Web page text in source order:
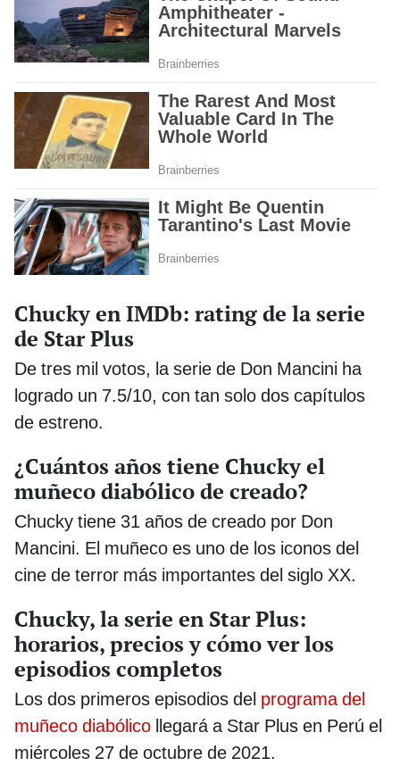
Chucky en IMDb: rating de la serie
de Star Plus
De tres mil votos, la serie de Don Mancini ha
logrado un 7.5/10, con tan solo dos capítulos
de estreno.
¿Cuántos años tiene Chucky el
muñeco diabólico de creado?
Chucky tiene 31 años de creado por Don
Mancini. El muñeco es uno de los iconos del
cine de terror más importantes del siglo XX.
Chucky, la serie en Star Plus:
horarios, precios y cómo ver los
episodios completos
Los dos primeros episodios del programa del
muñeco diabólico llegará a Star Plus en Perú el
miércoles 27 de octubre de 2021.